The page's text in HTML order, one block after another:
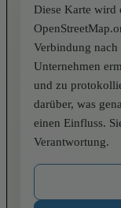
Diese Karte wird
Verbindung nach
Unternehmen
und zu
darüber, was
einen Einfluss.
Verantwortung.